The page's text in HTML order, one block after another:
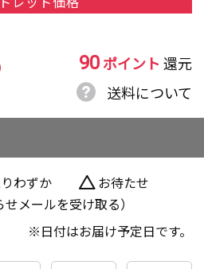
90ポイント 還元
送料について
わずか
お待たせ
メールを受け取る）
日付はお届け予定日です。